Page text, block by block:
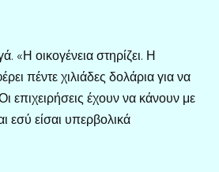
«Η οικογένεια στηρίζει. Η
πέντε χιλιάδες δολάρια για να
επιχειρήσεις έχουν να κάνουν με
εσύ είσαι υπερβολικά